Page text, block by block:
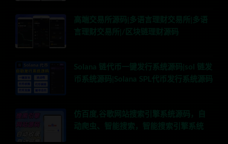
高端交易所源码|多语言理财交易所|多语
言理财交易所|/区块链理财源码
Solana 链代币一键发行系统源码|sol 链发
币系统源码|Solana SPL代币发行系统源码
仿百度,谷歌网站搜索引擎系统源码，自
动爬虫、智能搜索，智能搜索引擎系统